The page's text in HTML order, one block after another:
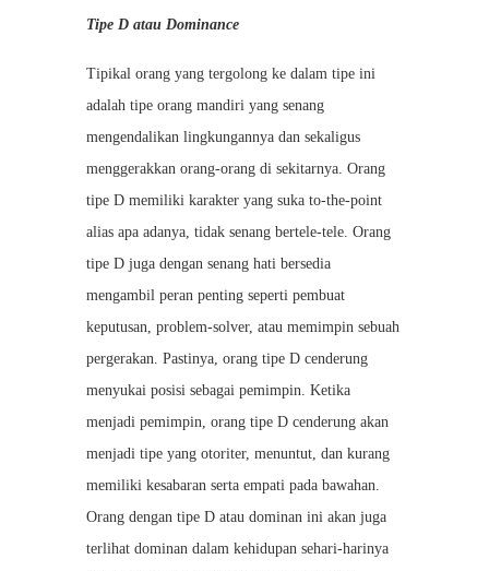
Tipe D atau Dominance
Tipikal orang yang tergolong ke dalam tipe ini
adalah tipe orang mandiri yang senang
mengendalikan lingkungannya dan sekaligus
menggerakkan orang-orang di sekitarnya. Orang
tipe D memiliki karakter yang suka to-the-point
alias apa adanya, tidak senang bertele-tele. Orang
tipe D juga dengan senang hati bersedia
mengambil peran penting seperti pembuat
keputusan, problem-solver, atau memimpin sebuah
pergerakan. Pastinya, orang tipe D cenderung
menyukai posisi sebagai pemimpin. Ketika
menjadi pemimpin, orang tipe D cenderung akan
menjadi tipe yang otoriter, menuntut, dan kurang
memiliki kesabaran serta empati pada bawahan.
Orang dengan tipe D atau dominan ini akan juga
terlihat dominan dalam kehidupan sehari-harinya